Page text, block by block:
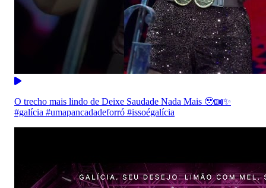
O trecho mais lindo de Deixe Saudade Nada Mais 🥹🪗✨
#galícia #umapancadadeforró #issoégalícia